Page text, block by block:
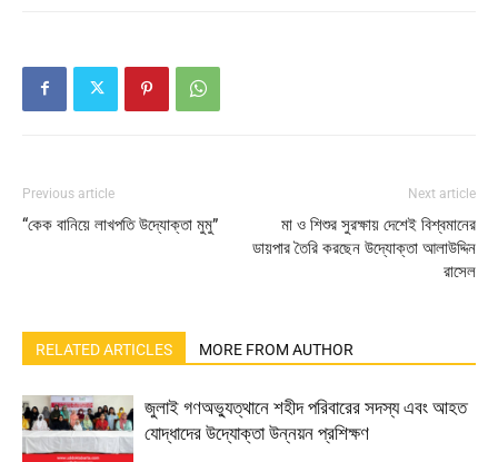
Previous article
“কেক বানিয়ে লাখপতি উদ্যোক্তা মুমু”
Next article
মা ও শিশুর সুরক্ষায় দেশেই বিশ্বমানের
ডায়পার তৈরি করছেন উদ্যোক্তা আলাউদ্দিন
রাসেল
RELATED ARTICLES MORE FROM AUTHOR
জুলাই গণঅভ্যুত্থানে শহীদ পরিবারের সদস্য এবং আহত
যোদ্ধাদের উদ্যোক্তা উন্নয়ন প্রশিক্ষণ